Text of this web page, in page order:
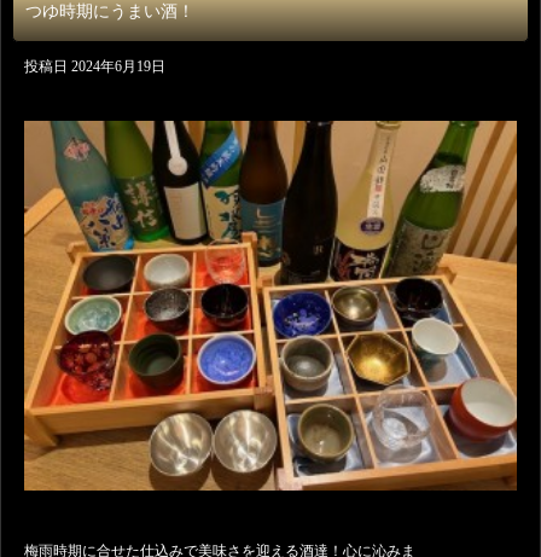
つゆ時期にうまい酒！
投稿日 2024年6月19日
梅雨時期に合せた仕込みで美味さを迎える酒達！心に沁みま